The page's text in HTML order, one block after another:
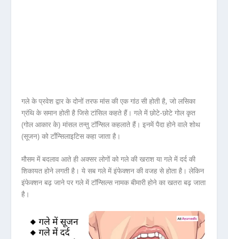
गले के प्रवेश द्वार के दोनों तरफ मांस की एक गांठ सी होती है, जो लसिका
ग्रंथि के समान होती है जिसे टांसिल कहते हैं। गले में छोटे-छोटे गोल कृत
(गोल आकार के) मांसल तन्तु टॉन्सिल कहलाते हैं। इनमें पैदा होने वाले शोथ
(सूजन) को टाँन्सिलाइटिस कहा जाता है।
मौसम में बदलाव आते ही अक्सर लोगों को गले की खराश या गले में दर्द की
शिकायत होने लगती है। ये सब गले में इंफेक्शन की वजह से होता है। लेकिन
इंफेक्शन बढ़ जाने पर गले में टॉन्सिल्स नामक बीमारी होने का खतरा बढ़ जाता
है।